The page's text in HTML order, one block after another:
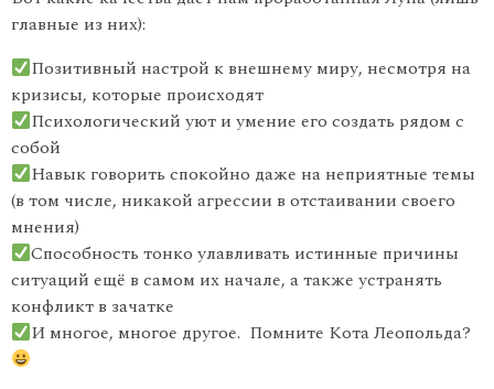
главные из них):
Позитивный настрой к внешнему миру, несмотря на
кризисы, которые происходят
Психологический уют и умение его создать рядом с
собой
Навык говорить спокойно даже на неприятные темы
(в том числе, никакой агрессии в отстаивании своего
мнения)
Способность тонко улавливать истинные причины
ситуаций ещё в самом их начале, а также устранять
конфликт в зачатке
И многое, многое другое. Помните Кота Леопольда?